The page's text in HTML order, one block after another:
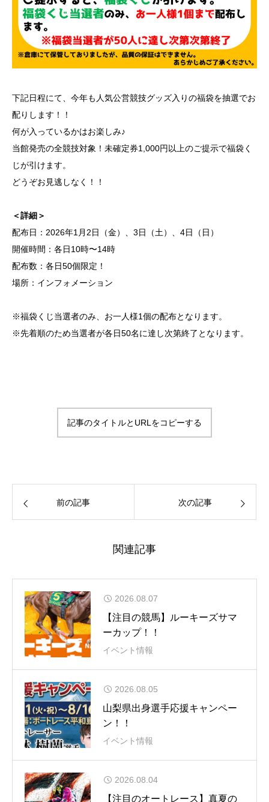
下記日程にて、今年も人気公営競技グッズ入りの福袋を抽選でお
配りします！！
何が入っているかはお楽しみ♪
当館発売の全競技対象！未確定券1,000円以上のご提示で福袋く
じが引けます。
どうぞお見逃しなく！！
＜詳細＞
配布日：2026年1月2日（金）、3日（土）、4日（日）
開催時間：各日10時〜14時
配布数：各日50個限定！
場所：インフォメーション
※福袋くじ当選者のみ、お一人様1個の配布となります。
※先着順のため当選者が各日50名に達し次第終了となります。
記事のタイトルとURLをコピーする
前の記事 次の記事
関連記事
2026.08.07
【注目の競馬】ルーキーズサマ
ーカップ！！
イベント情報
2026.08.05
山梨県出身選手応援キャンペー
ン！！
イベント情報
2026.08.04
【注目のオートレース】真夏の